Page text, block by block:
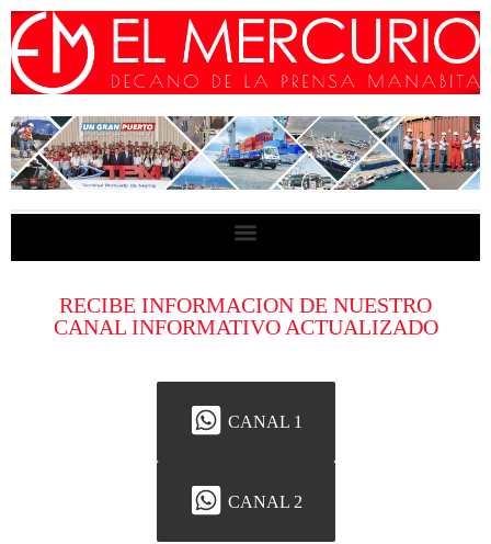
RECIBE INFORMACION DE NUESTRO
CANAL INFORMATIVO ACTUALIZADO
CANAL 1
CANAL 2